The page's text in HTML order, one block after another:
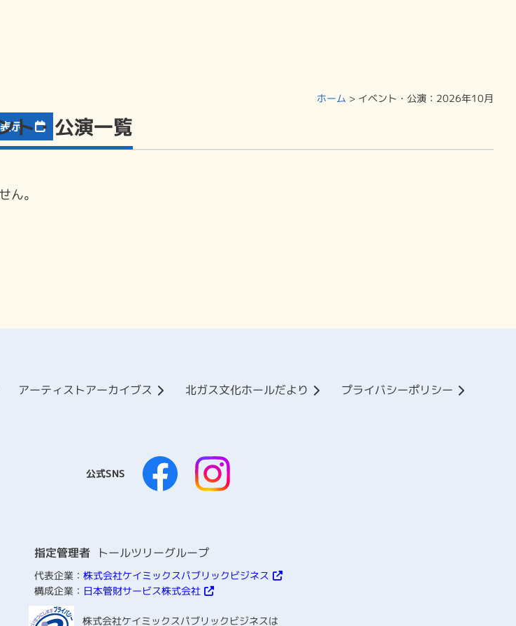
ホーム > イベント・公演 ：2026年10月
ト・公演一覧
示
ん。
アーティストアーカイブス 北ガス文化ホールだより プライバシーポリシー
公式SNS
指定管理者 トールツリーグループ
代表企業： 株式会社ケイミックスパブリックビジネス
構成企業： 日本管財サービス株式会社
株式会社ケイミックスパブリックビジネスは